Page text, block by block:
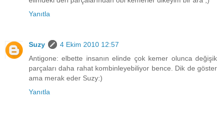
Yanıtla
Suzy
4 Ekim 2010 12:57
Antigone: elbette insanın elinde çok kemer olunca değişik
parçaları daha rahat kombinleyebiliyor bence. Dik de göster
ama merak eder Suzy:)
Yanıtla